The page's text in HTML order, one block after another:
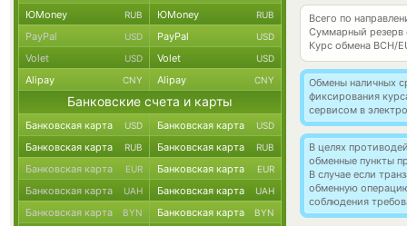
Всего по
Суммарный резерв
Курс обмена BCH/
Обмены наличных
фиксирования
сервисом в
В целях
обменные пункты
В случае если
обменную
соблюдения
ЮMoney RUB ЮMoney RUB
PayPal USD PayPal USD
Volet USD Volet USD
Alipay CNY Alipay CNY
Банковские счета и карты
Банковская карта USD Банковская карта USD
Банковская карта RUB Банковская карта RUB
Банковская карта EUR Банковская карта EUR
Банковская карта UAH Банковская карта UAH
Банковская карта BYN Банковская карта BYN